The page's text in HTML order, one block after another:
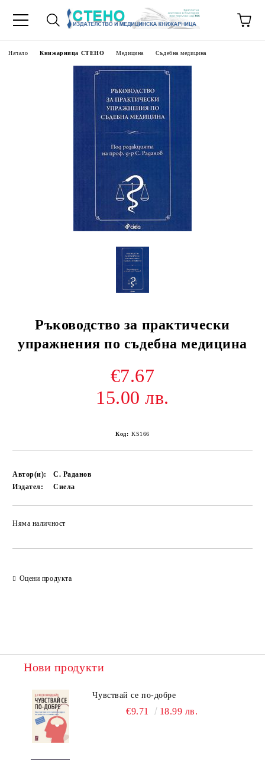
Начало Книжарница СТЕНО Медицина Съдебна медицина
Ръководство за практически
упражнения по съдебна медицина
€7.67
15.00 лв.
Код: KS166
Автор(и):
С. Раданов
Издател:
Сиела
Няма наличност
Оцени продукта
Нови продукти
Чувствай се по-добре
€9.71 18.99 лв.